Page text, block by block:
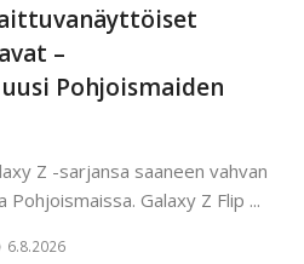
–
Pohjoismaiden
Z -sarjansa saaneen vahvan
Galaxy Z Flip ...
6.8.2026